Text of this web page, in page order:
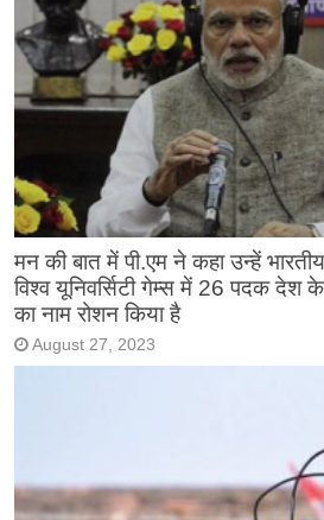
मन की बात में पी.एम ने कहा उन्हें
विश्व यूनिवर्सिटी गेम्स में 26 पदक देश
का नाम रोशन किया है
August 27, 2023